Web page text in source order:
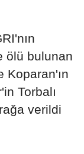
ölü bulunan
Koparan'ın
Torbalı
verildi